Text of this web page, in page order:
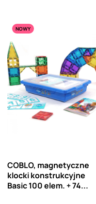
NOWY
COBLO, magnetyczne
klocki konstrukcyjne
Basic 100 elem. + 74...